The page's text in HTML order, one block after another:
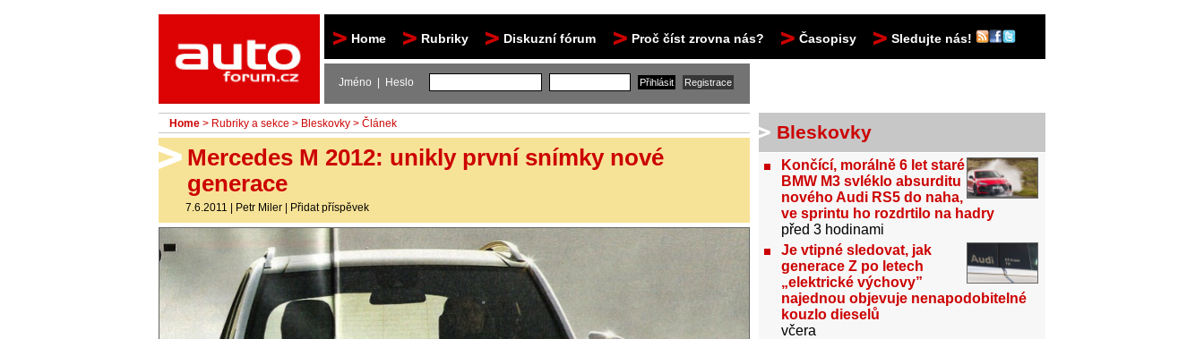
Home Rubriky Diskuzní fórum Proč číst zrovna nás? Časopisy Sledujte nás!
Jméno | Heslo
Home > Rubriky a sekce > Bleskovky > Článek
Mercedes M 2012: unikly první snímky nové
generace
7.6.2011 | Petr Miler | Přidat příspěvek
Bleskovky
Končící, morálně 6 let staré
BMW M3 svléklo absurditu
nového Audi RS5 do naha,
ve sprintu ho rozdrtilo na hadry
před 3 hodinami
Je vtipné sledovat, jak
generace Z po letech
„elektrické výchovy”
najednou objevuje nenapodobitelné
kouzlo dieselů
včera